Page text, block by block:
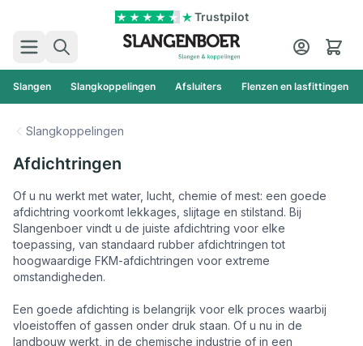
Trustpilot
Zoek
Cart
Slangen Slangkoppelingen Afsluiters Flenzen en lasfittingen
Slangkoppelingen
Afdichtringen
Of u nu werkt met water, lucht, chemie of mest: een goede
afdichtring voorkomt lekkages, slijtage en stilstand. Bij
Slangenboer vindt u de juiste afdichtring voor elke
toepassing, van standaard rubber afdichtringen tot
hoogwaardige FKM-afdichtringen voor extreme
omstandigheden.
Een goede afdichting is belangrijk voor elk proces waarbij
vloeistoffen of gassen onder druk staan. Of u nu in de
landbouw werkt, in de chemische industrie of in een